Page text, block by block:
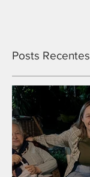
Posts Recentes